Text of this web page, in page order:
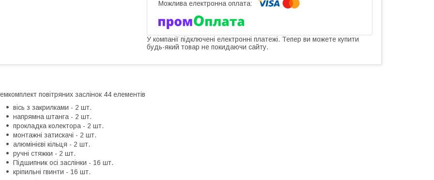
У компанії підключені електронні платежі. Тепер ви можете купити
будь-який товар не покидаючи сайту.
повітряних заслінок 44 елементів
вісь з закрилками - 2 шт.
напрямна штанга - 2 шт.
прокладка колектора - 2 шт.
монтажні затискачі - 2 шт.
алюмінієві кільця - 2 шт.
ручні стяжки - 2 шт.
Підшипник осі заслінки - 16 шт.
кріпильні гвинти - 16 шт.